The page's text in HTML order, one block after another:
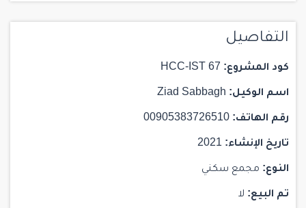
التفاصيل
كود المشروع:
اسم الوكيل:
رقم الهاتف:
تاريخ الإنشاء:
النوع: مجمع سكني
تم البيع: